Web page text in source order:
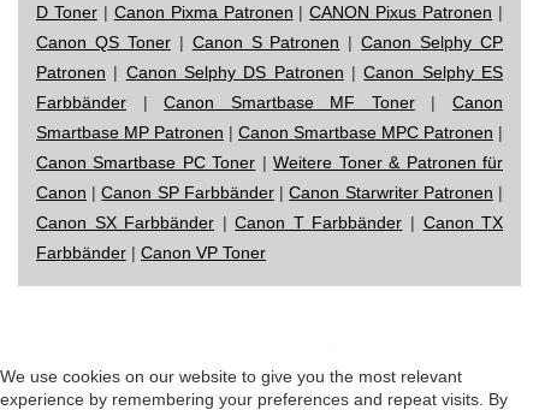
D Toner| Canon Pixma Patronen |CANON Pixus Patronen |
Canon QS Toner| Canon S Patronen |Canon Selphy CP
Patronen | Canon Selphy DS Patronen |Canon Selphy ES
Farbbänder |Canon Smartbase MF Toner|Canon
Smartbase MP Patronen | Canon Smartbase MPC Patronen |
Canon Smartbase PC Toner |Weitere Toner & Patronen für
Canon |Canon SP Farbbänder|Canon Starwriter Patronen |
Canon SX Farbbänder |Canon T Farbbänder | Canon TX
Farbbänder | Canon VP Toner
We use cookies on our website to give you the most relevant
experience by remembering your preferences and repeat visits. By